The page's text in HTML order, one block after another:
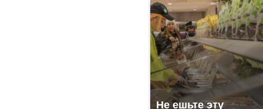
Не ешьте эту